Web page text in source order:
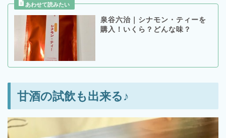
泉谷六治｜シナモン・ティーを
購入！いくら？どんな味？
甘酒の試飲も出来る♪